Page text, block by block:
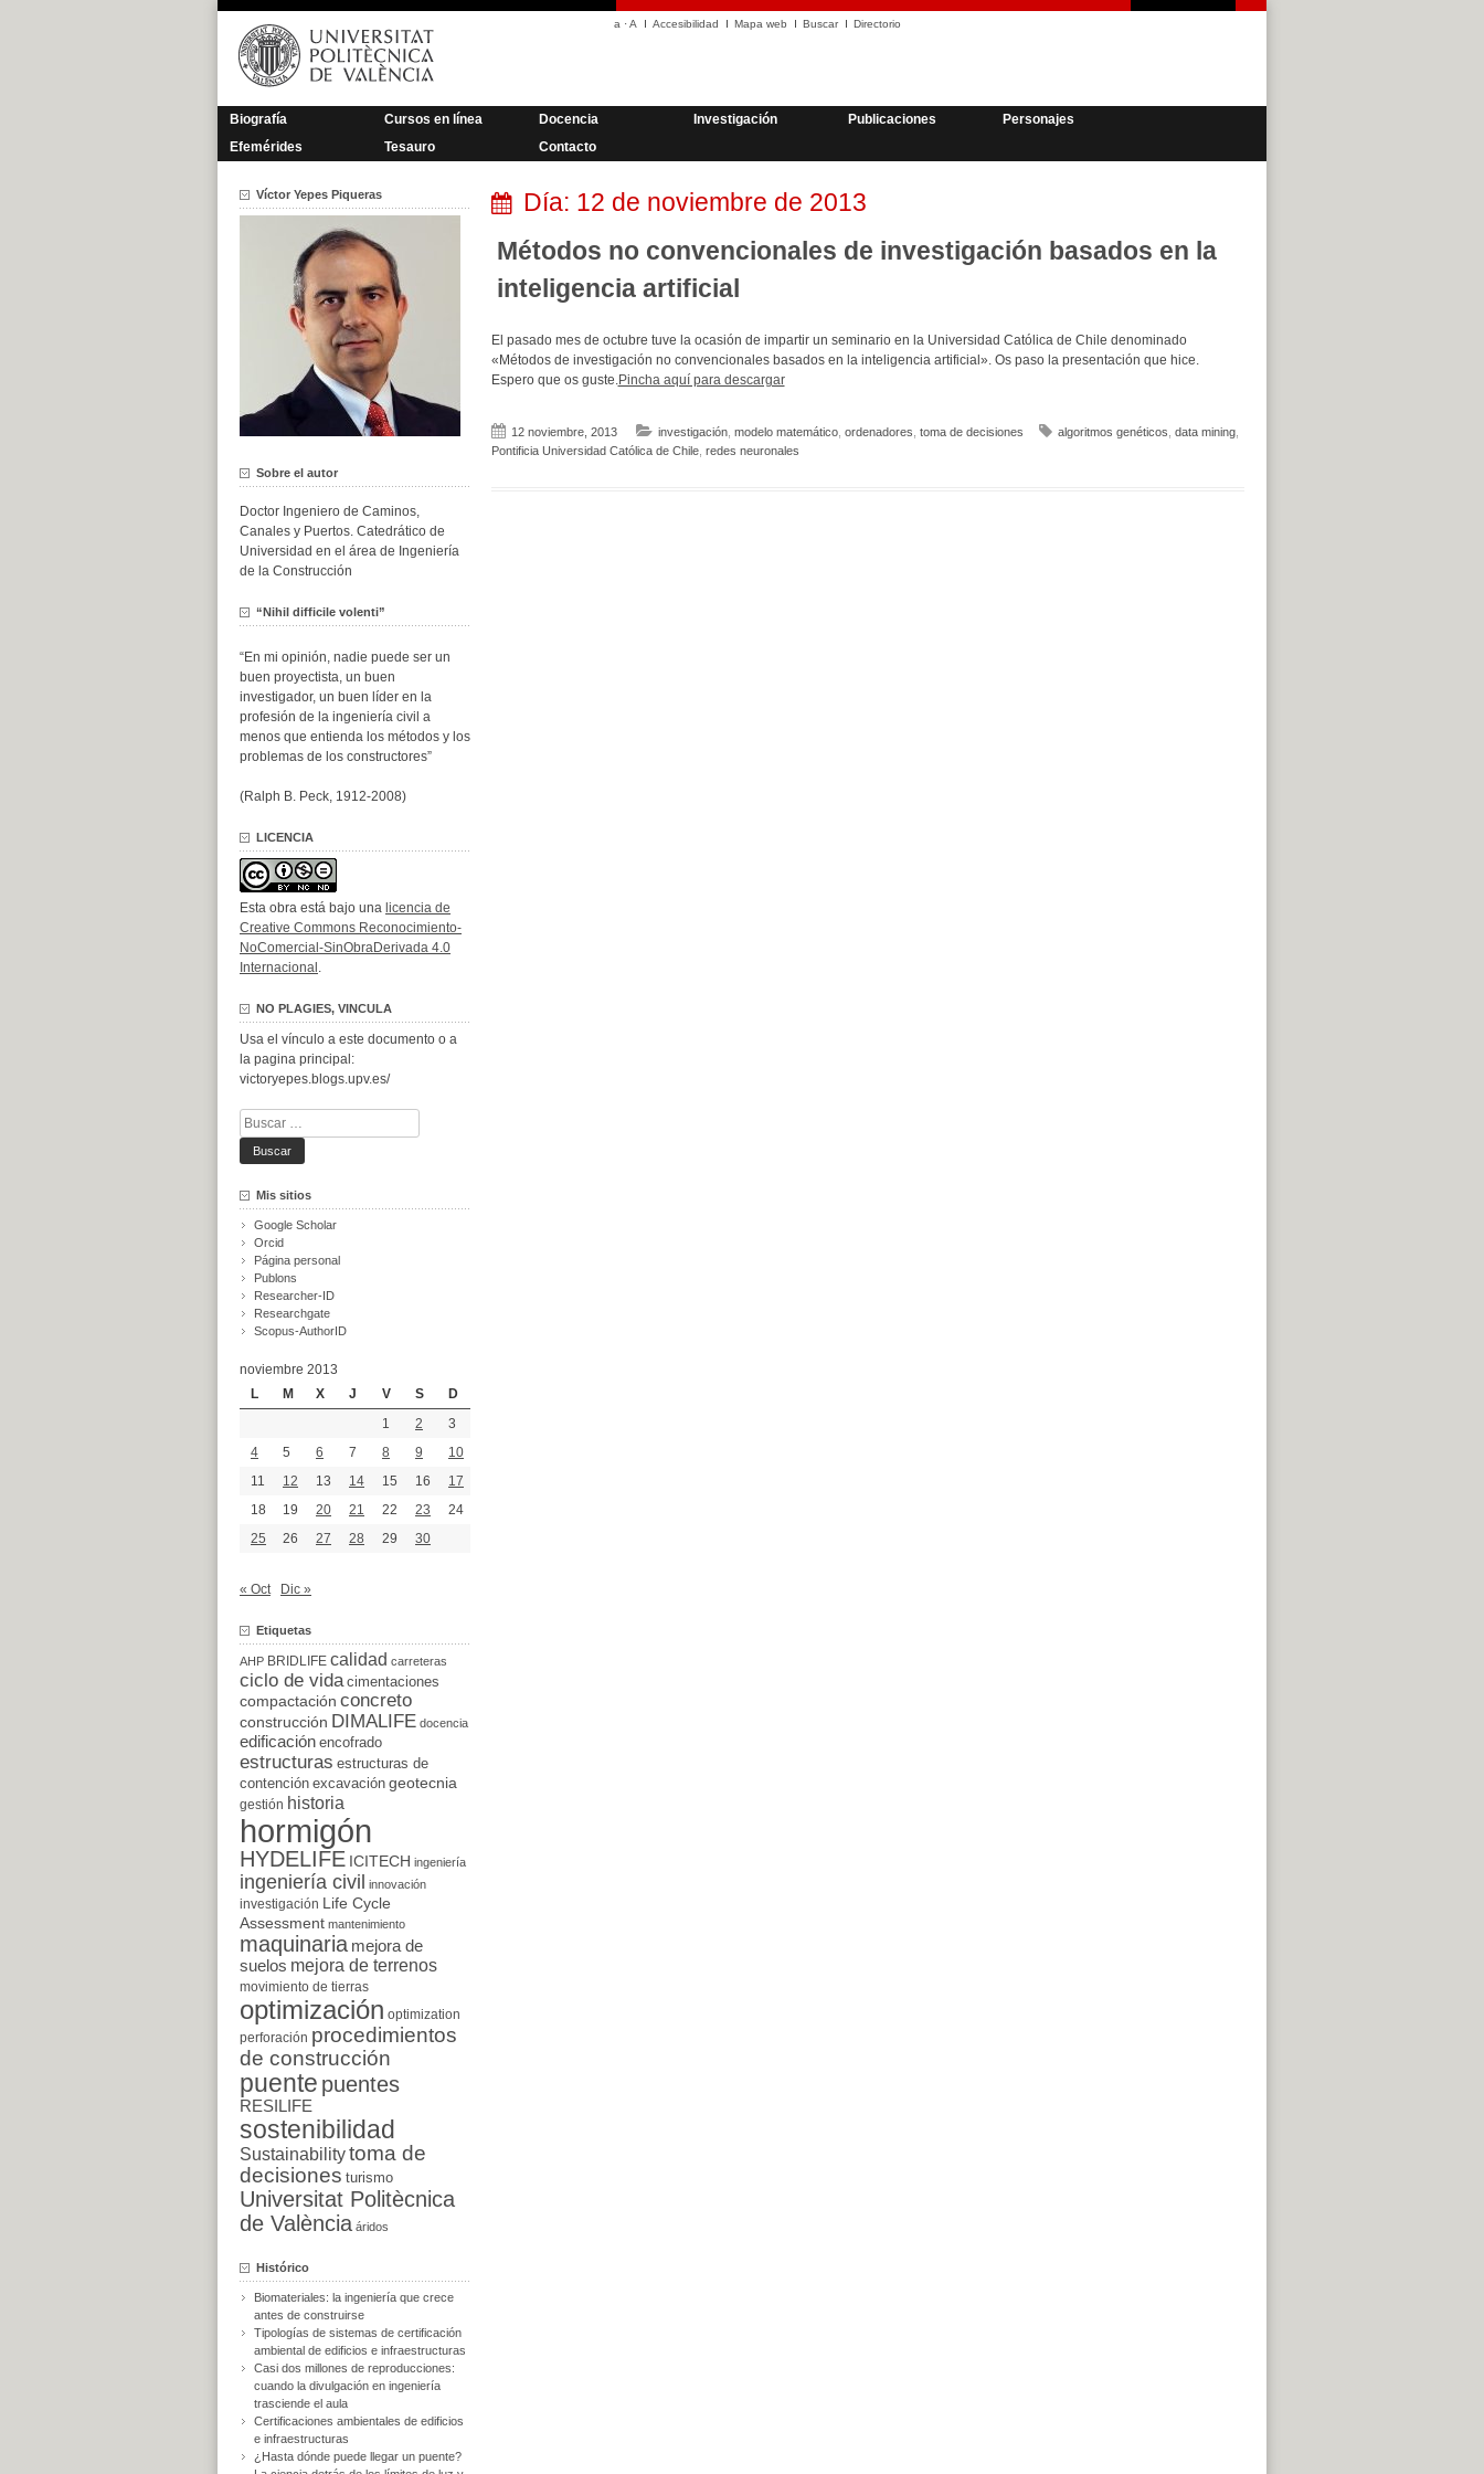
Saltar
contenido
a ·A Accesibilidad Mapa web Buscar Directorio
Biografía Cursos en línea Docencia Investigación Publicaciones
Personajes
Efemérides
Tesauro Contacto
Día: 12 de noviembre de 2013
Métodos no convencionales de investigación basados en la
inteligencia artificial
El pasado mes de octubre tuve la ocasión de impartir un seminario en la Universidad Católica de Chile denominado
«Métodos de investigación no convencionales basados en la inteligencia artificial». Os paso la presentación que hice.
Espero que os guste.Pincha aquí para descargar
12 noviembre, 2013 investigación, modelo matemático, ordenadores toma de decisiones algoritmos genéticos data mining,
Pontificia Universidad Católica de Chile, redes neuronales
Víctor Yepes Piqueras
Sobre el autor
Doctor Ingeniero de Caminos,
Canales y Puertos. Catedrático de
Universidad en el área de Ingeniería
de la Construcción
“Nihil difficile volenti”
“En mi opinión, nadie puede ser un
buen proyectista, un buen
investigador, un buen líder en la
profesión de la ingeniería civil a
menos que entienda los métodos y los
problemas de los constructores”
(Ralph B. Peck, 1912-2008)
LICENCIA
Esta obra está bajo una licencia de
Creative Commons Reconocimiento-
NoComercial-SinObraDerivada 4.0
Internacional .
NO PLAGIES, VINCULA
Usa el vínculo a este documento o a
la pagina principal:
victoryepes.blogs.upv.es/
Buscar:
Mis sitios
Google Scholar
Orcid
Página personal
Publons
Researcher-ID
Researchgate
Scopus-AuthorID
noviembre 2013
L
M X J V S
D
1
2
3
4
5 6 7 8 9
10
11
12 13 14 15 16
17
18
19 20 21 22 23
24
25
26 27 28 29 30
« Oct Dic »
Etiquetas
AHP BRIDLIFE calidad carreteras
ciclo de vida cimentaciones
compactación concreto
construcción DIMALIFE docencia
edificación encofrado
estructuras estructuras de
contención excavación geotecnia
gestión historia
hormigón
HYDELIFE ICITECH ingeniería
ingeniería civil innovación
investigación
Life Cycle
Assessment mantenimiento
maquinaria mejora de
suelos mejora de terrenos
movimiento de tierras
optimización optimization
perforación procedimientos
de construcción
puente puentes
RESILIFE
sostenibilidad
Sustainabilitytoma de
decisiones turismo
Universitat Politècnica
de València áridos
Histórico
Biomateriales: la ingeniería que crece
antes de construirse
Tipologías de sistemas de certificación
ambiental de edificios e infraestructuras
Casi dos millones de reproducciones:
cuando la divulgación en ingeniería
trasciende el aula
Certificaciones ambientales de edificios
e infraestructuras
¿Hasta dónde puede llegar un puente?